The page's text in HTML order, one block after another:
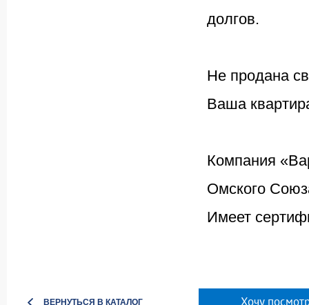
долгов.
Не продана
Ваша
Компания
Омского
Имеет
ВЕРНУТЬСЯ В КАТАЛОГ Хочу